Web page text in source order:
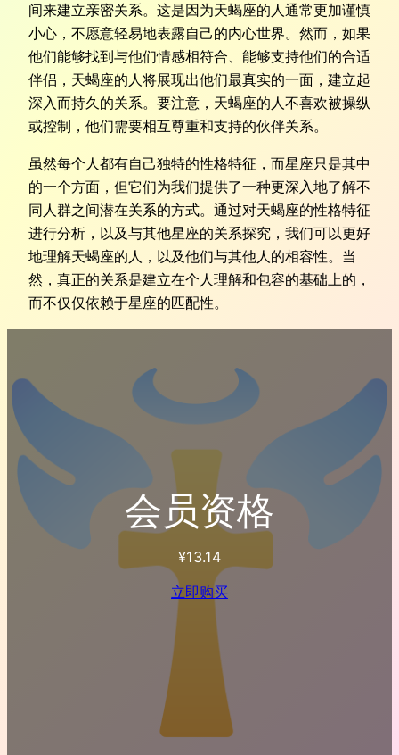
间来建立亲密关系。这是因为天蝎座的人通常更加谨慎
小心，不愿意轻易地表露自己的内心世界。然而，如果
他们能够找到与他们情感相符合、能够支持他们的合适
伴侣，天蝎座的人将展现出他们最真实的一面，建立起
深入而持久的关系。要注意，天蝎座的人不喜欢被操纵
或控制，他们需要相互尊重和支持的伙伴关系。
虽然每个人都有自己独特的性格特征，而星座只是其中
的一个方面，但它们为我们提供了一种更深入地了解不
同人群之间潜在关系的方式。通过对天蝎座的性格特征
进行分析，以及与其他星座的关系探究，我们可以更好
地理解天蝎座的人，以及他们与其他人的相容性。当
然，真正的关系是建立在个人理解和包容的基础上的，
而不仅仅依赖于星座的匹配性。
会员资格
¥13.14
立即购买